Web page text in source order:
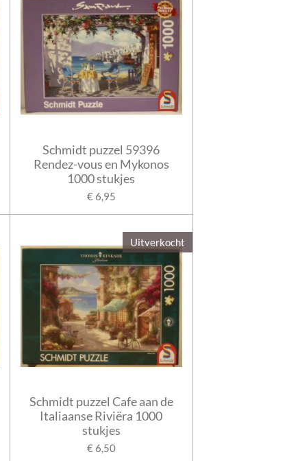
Schmidt puzzel 59396
Rendez-vous en Mykonos
1000 stukjes
€ 6,95
Uitverkocht
Schmidt puzzel Cafe aan de
Italiaanse Riviëra 1000
stukjes
€ 6,50